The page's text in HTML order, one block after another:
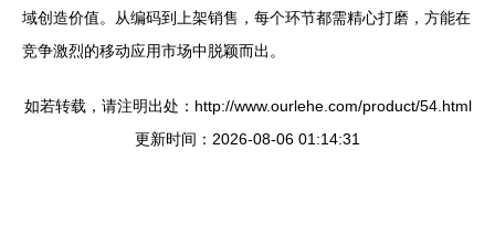
域创造价值。从编码到上架销售，每个环节都需精心打磨，方能在
竞争激烈的移动应用市场中脱颖而出。
如若转载，请注明出处：http://www.ourlehe.com/product/54.html
更新时间：2026-08-06 01:14:31